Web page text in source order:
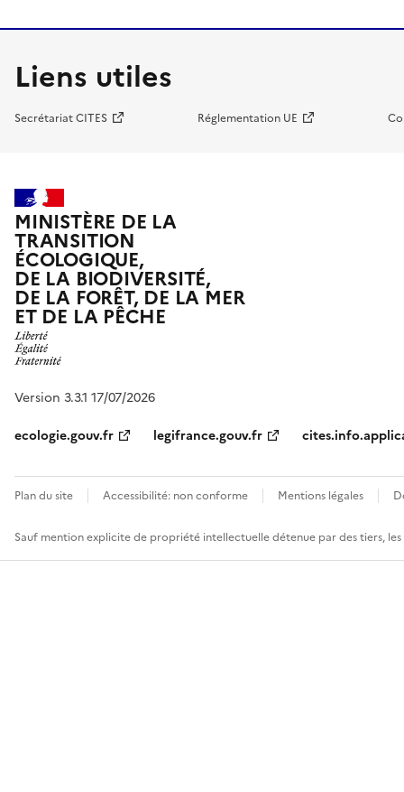
Liens utiles
Secrétariat CITES Réglementation UE
MINISTÈRE DE LA
TRANSITION
ÉCOLOGIQUE,
DE LA BIODIVERSITÉ,
DE LA FORÊT, DE LA MER
ET DE LA PÊCHE
Version 3.3.1 17/07/2026
ecologie.gouv.fr
legifrance.gouv.fr
Plan du site Accessibilité: non conforme Mentions légales
Sauf mention explicite de propriété intellectuelle détenue par des tiers,